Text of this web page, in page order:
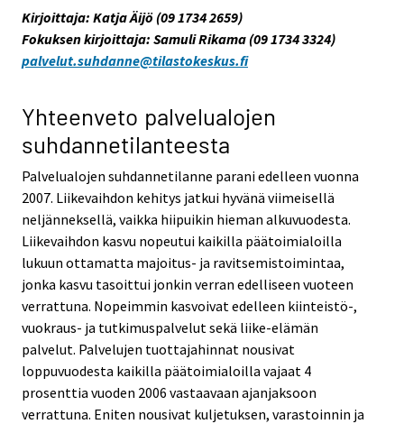
Kirjoittaja: Katja Äijö (09 1734 2659)
Fokuksen kirjoittaja: Samuli Rikama (09 1734 3324)
palvelut.suhdanne@tilastokeskus.fi
Yhteenveto palvelualojen
suhdannetilanteesta
Palvelualojen suhdannetilanne parani edelleen vuonna
2007. Liikevaihdon kehitys jatkui hyvänä viimeisellä
neljänneksellä, vaikka hiipuikin hieman alkuvuodesta.
Liikevaihdon kasvu nopeutui kaikilla päätoimialoilla
lukuun ottamatta majoitus- ja ravitsemistoimintaa,
jonka kasvu tasoittui jonkin verran edelliseen vuoteen
verrattuna. Nopeimmin kasvoivat edelleen kiinteistö-,
vuokraus- ja tutkimuspalvelut sekä liike-elämän
palvelut. Palvelujen tuottajahinnat nousivat
loppuvuodesta kaikilla päätoimialoilla vajaat 4
prosenttia vuoden 2006 vastaavaan ajanjaksoon
verrattuna. Eniten nousivat kuljetuksen, varastoinnin ja